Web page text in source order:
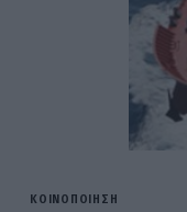
ΚΟΙΝΟΠΟΊΗΣΗ